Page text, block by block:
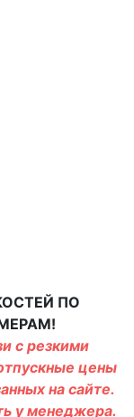
ПО
с резкими
цены
на сайте.
у менеджера.